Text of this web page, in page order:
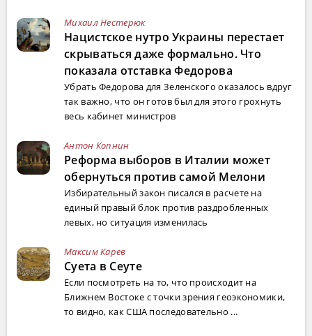
Михаил Нестерюк
Нацистское нутро Украины перестает
скрываться даже формально. Что
показала отставка Федорова
Убрать Федорова для Зеленского оказалось вдруг
так важно, что он готов был для этого грохнуть
весь кабинет министров
Антон Копнин
Реформа выборов в Италии может
обернуться против самой Мелони
Избирательный закон писался в расчете на
единый правый блок против раздробленных
левых, но ситуация изменилась
Максим Карев
Суета в Сеуте
Если посмотреть на то, что происходит на
Ближнем Востоке с точки зрения геоэкономики,
то видно, как США последовательно ...